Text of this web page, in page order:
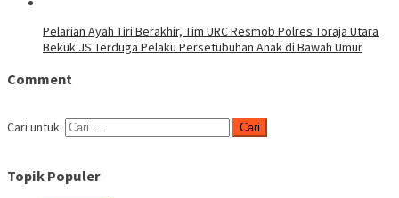
Pelarian Ayah Tiri Berakhir, Tim URC Resmob Polres Toraja Utara
Bekuk JS Terduga Pelaku Persetubuhan Anak di Bawah Umur
Comment
Cari untuk:
Topik Populer